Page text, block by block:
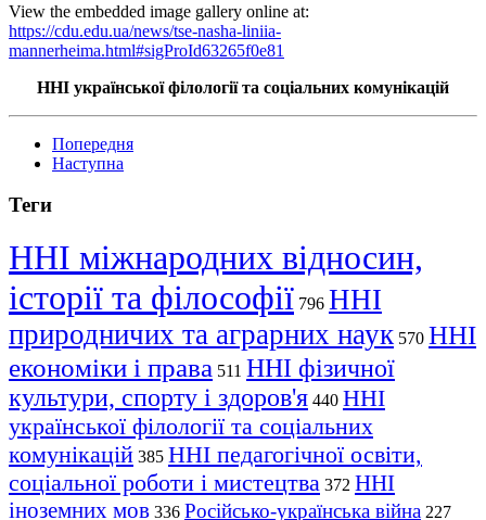
View the embedded image gallery online at:
https://cdu.edu.ua/news/tse-nasha-liniia-
mannerheima.html#sigProId63265f0e81
ННІ української філології та соціальних комунікацій
Попередня
Наступна
Теги
ННІ міжнародних відносин,
історії та філософії 796 ННІ
природничих та аграрних наук 570 ННІ
економіки і права 511 ННІ фізичної
культури, спорту і здоров'я 440 ННІ
української філології та соціальних
комунікацій 385 ННІ педагогічної освіти,
соціальної роботи і мистецтва 372 ННІ
іноземних мов 336 Російсько-українська війна 227